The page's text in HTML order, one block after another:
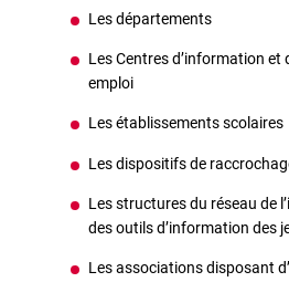
Les départements
Les Centres d’information et
emploi
Les établissements scolaires
Les dispositifs de
Les structures du réseau de
des outils d’information des
Les associations disposant